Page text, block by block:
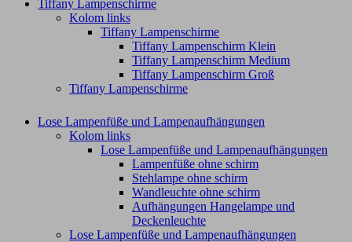
Tiffany Lampenschirme
Kolom links
Tiffany Lampenschirme
Tiffany Lampenschirm Klein​
Tiffany Lampenschirm Medium
Tiffany Lampenschirm Groß​
Tiffany Lampenschirme
Lose Lampenfüße und Lampenaufhängungen
Kolom links
Lose Lampenfüße und Lampenaufhängungen
Lampenfüße ohne schirm
Stehlampe ohne schirm
Wandleuchte ohne schirm
Aufhängungen Hangelampe und
Deckenleuchte
Lose Lampenfüße und Lampenaufhängungen